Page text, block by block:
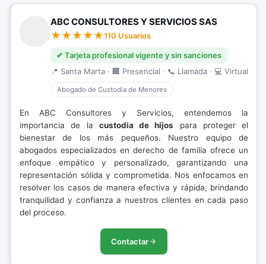
ABC CONSULTORES Y SERVICIOS SAS
110 Usuarios
✔ Tarjeta profesional vigente y sin sanciones
📍 Santa Marta · 🏢 Presencial · 📞 Llamada · 💻 Virtual
Abogado de Custodia de Menores
En ABC Consultores y Servicios, entendemos la
importancia de la custodia de hijos para proteger el
bienestar de los más pequeños. Nuestro equipo de
abogados especializados en derecho de familia ofrece un
enfoque empático y personalizado, garantizando una
representación sólida y comprometida. Nos enfocamos en
resolver los casos de manera efectiva y rápida, brindando
tranquilidad y confianza a nuestros clientes en cada paso
del proceso.
Contactar